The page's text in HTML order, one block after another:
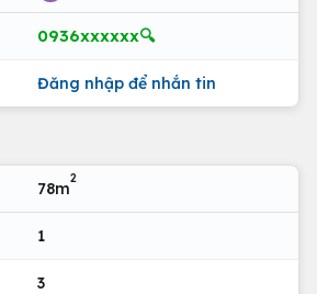
0936xxxxxx🔍
Đăng nhập để nhắn tin
78m
2
1
3